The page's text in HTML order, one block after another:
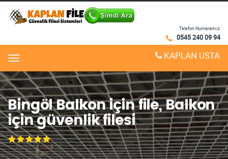
Telefon Numaramız:
0545 240 09 94
Menu KAPLAN USTA
Bingöl Balkon için file, Balkon
için güvenlik filesi